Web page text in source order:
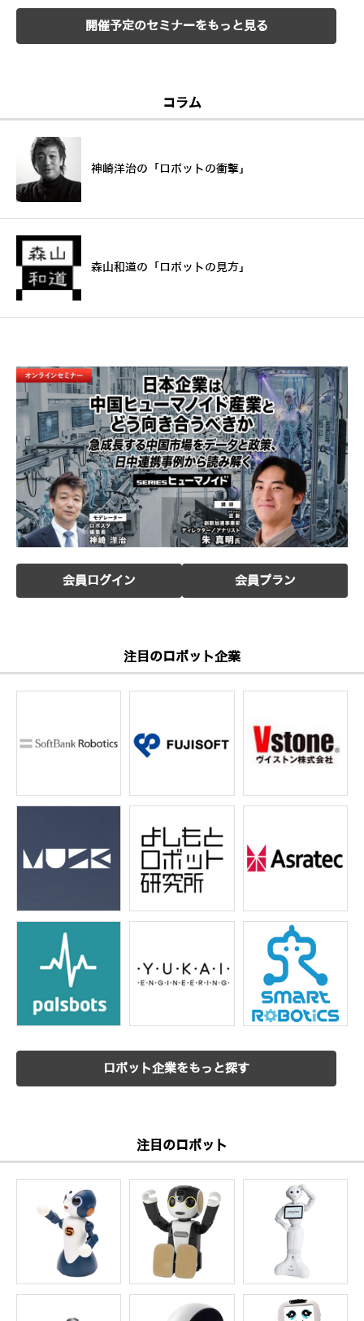
開催予定のセミナーをもっと見る
コラム
神崎洋治の「ロボットの衝撃」
森山和道の「ロボットの見方」
会員ログイン 会員プラン
注目のロボット企業
ロボット企業をもっと探す
注目のロボット